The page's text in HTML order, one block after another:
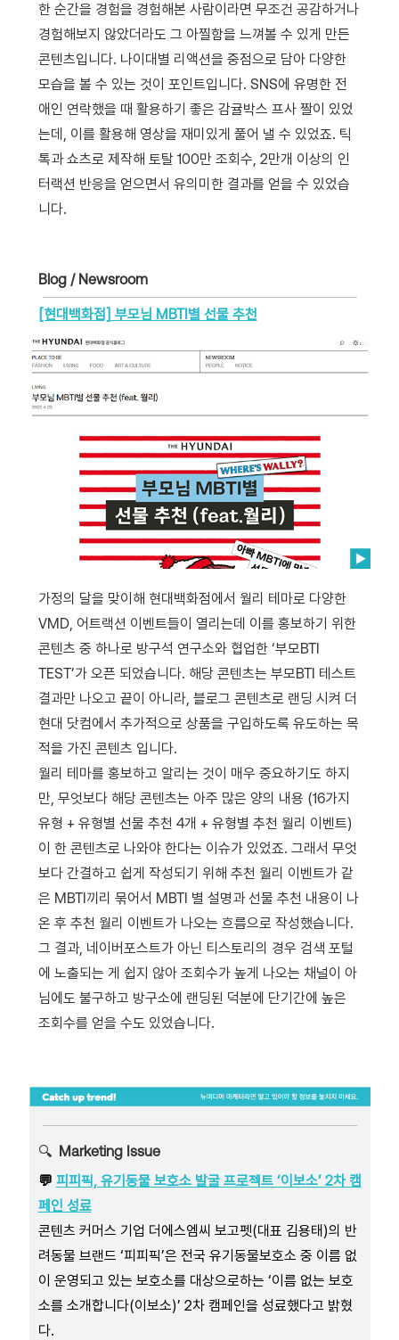
한 순간을 경험을 경험해본 사람이라면 무조건 공감하거나
경험해보지 않았더라도 그 아찔함을 느껴볼 수 있게 만든
콘텐츠입니다. 나이대별 리액션을 중점으로 담아 다양한
모습을 볼 수 있는 것이 포인트입니다. SNS에 유명한 전
애인 연락했을 때 활용하기 좋은 감귤박스 프사 짤이 있었
는데, 이를 활용해 영상을 재미있게 풀어 낼 수 있었죠. 틱
톡과 쇼츠로 제작해 토탈 100만 조회수, 2만개 이상의 인
터랙션 반응을 얻으면서 유의미한 결과를 얻을 수 있었습
니다.
Blog / Newsroom
[현대백화점] 부모님 MBTI별 선물 추천
가정의 달을 맞이해 현대백화점에서 월리 테마로 다양한
VMD, 어트랙션 이벤트들이 열리는데 이를 홍보하기 위한
콘텐츠 중 하나로 방구석 연구소와 협업한 ‘부모BTI
TEST’가 오픈 되었습니다. 해당 콘텐츠는 부모BTI 테스트
결과만 나오고 끝이 아니라, 블로그 콘텐츠로 랜딩 시켜 더
현대 닷컴에서 추가적으로 상품을 구입하도록 유도하는 목
적을 가진 콘텐츠 입니다.
월리 테마를 홍보하고 알리는 것이 매우 중요하기도 하지
만, 무엇보다 해당 콘텐츠는 아주 많은 양의 내용 (16가지
유형 + 유형별 선물 추천 4개 + 유형별 추천 월리 이벤트)
이 한 콘텐츠로 나와야 한다는 이슈가 있었죠. 그래서 무엇
보다 간결하고 쉽게 작성되기 위해 추천 월리 이벤트가 같
은 MBTI끼리 묶어서 MBTI 별 설명과 선물 추천 내용이 나
온 후 추천 월리 이벤트가 나오는 흐름으로 작성했습니다.
그 결과, 네이버포스트가 아닌 티스토리의 경우 검색 포털
에 노출되는 게 쉽지 않아 조회수가 높게 나오는 채널이 아
님에도 불구하고 방구소에 랜딩된 덕분에 단기간에 높은
조회수를 얻을 수도 있었습니다.
🔍 Marketing Issue
💬 피피픽, 유기동물 보호소 발굴 프로젝트 ‘이보소’ 2차 캠
페인 성료
콘텐츠 커머스 기업 더에스엠씨 보고펫(대표 김용태)의 반
려동물 브랜드 ‘피피픽’은 전국 유기동물보호소 중 이름 없
이 운영되고 있는 보호소를 대상으로하는 ‘이름 없는 보호
소를 소개합니다(이보소)’ 2차 캠페인을 성료했다고 밝혔
다.